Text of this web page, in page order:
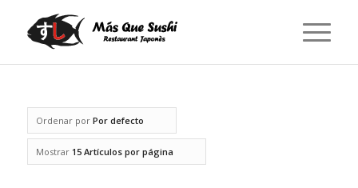
Ordenar por Por defecto
Mostrar 15 Artículos por página